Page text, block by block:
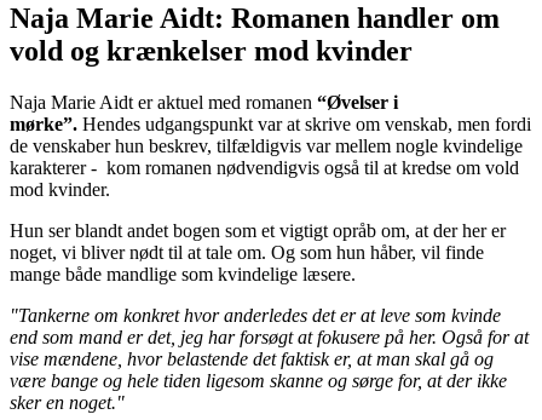
Naja Marie Aidt: Romanen handler om
vold og krænkelser mod kvinder
Naja Marie Aidt er aktuel med romanen “Øvelser i
mørke”. Hendes udgangspunkt var at skrive om venskab, men fordi
de venskaber hun beskrev, tilfældigvis var mellem nogle kvindelige
karakterer - kom romanen nødvendigvis også til at kredse om vold
mod kvinder.
Hun ser blandt andet bogen som et vigtigt opråb om, at der her er
noget, vi bliver nødt til at tale om. Og som hun håber, vil finde
mange både mandlige som kvindelige læsere.
"Tankerne om konkret hvor anderledes det er at leve som kvinde
end som mand er det, jeg har forsøgt at fokusere på her. Også for at
vise mændene, hvor belastende det faktisk er, at man skal gå og
være bange og hele tiden ligesom skanne og sørge for, at der ikke
sker en noget."